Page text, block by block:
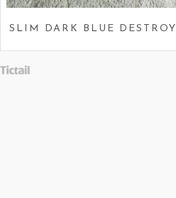
SLIM DARK BLUE DESTROY